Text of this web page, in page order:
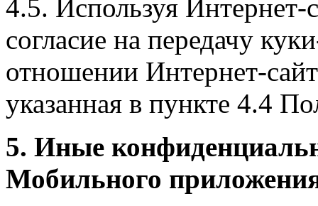
4.5. Используя Интернет-
согласие на передачу
отношении Интернет-
указанная в пункте 4.4
5. Иные
Мобильного